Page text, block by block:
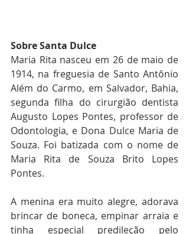
Sobre Santa Dulce
Maria Rita nasceu em 26 de maio de
1914, na freguesia de Santo Antônio
Além do Carmo, em Salvador, Bahia,
segunda filha do cirurgião dentista
Augusto Lopes Pontes, professor de
Odontologia, e Dona Dulce Maria de
Souza. Foi batizada com o nome de
Maria Rita de Souza Brito Lopes
Pontes.
A menina era muito alegre, adorava
brincar de boneca, empinar arraia e
tinha especial predileção pelo